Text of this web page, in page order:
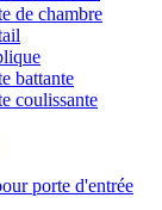
de chambre
battante
coulissante
porte d'entrée